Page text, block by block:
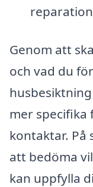
Genom att
och vad du
mer
kontaktar. På
att bedöma
kan uppfylla